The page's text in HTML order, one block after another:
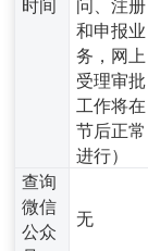
和申报业
务，网上
受理审批
工作将在
节后正常
进行）
查询
微信
公众
无